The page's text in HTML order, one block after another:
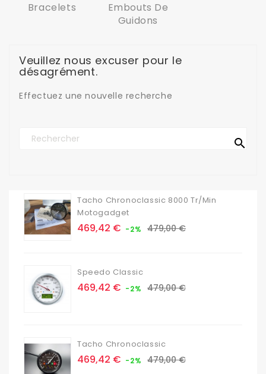
Bracelets
Embouts De
Guidons
Veuillez nous excuser pour le
désagrément.
Effectuez une nouvelle recherche

Tacho Chronoclassic 8000 Tr/min
Motogadget
Prix
469,42 € -2% Prix
479,00 €
Speedo Classic
Prix
469,42 € -2% Prix
479,00 €
Tacho Chronoclassic
Prix
469,42 € -2% Prix
479,00 €